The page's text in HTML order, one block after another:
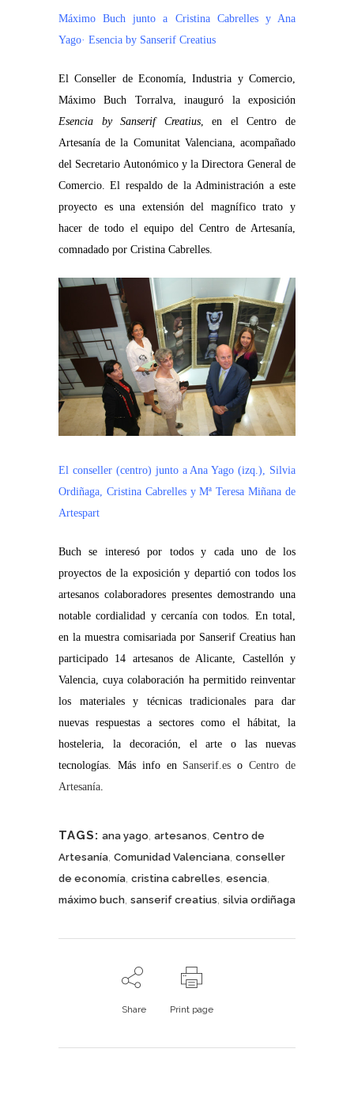
Máximo Buch junto a Cristina Cabrelles y Ana
Yago· Esencia by Sanserif Creatius
El Conseller de Economía, Industria y Comercio,
Máximo Buch Torralva, inauguró la exposición
Esencia by Sanserif Creatius, en el Centro de
Artesanía de la Comunitat Valenciana, acompañado
del Secretario Autonómico y la Directora General de
Comercio. El respaldo de la Administración a este
proyecto es una extensión del magnífico trato y
hacer de todo el equipo del Centro de Artesanía,
comnadado por Cristina Cabrelles.
El conseller (centro) junto a Ana Yago (izq.), Silvia
Ordiñaga, Cristina Cabrelles y Mª Teresa Miñana de
Artespart
Buch se interesó por todos y cada uno de los
proyectos de la exposición y departió con todos los
artesanos colaboradores presentes demostrando una
notable cordialidad y cercanía con todos. En total,
en la muestra comisariada por Sanserif Creatius han
participado 14 artesanos de Alicante, Castellón y
Valencia, cuya colaboración ha permitido reinventar
los materiales y técnicas tradicionales para dar
nuevas respuestas a sectores como el hábitat, la
hosteleria, la decoración, el arte o las nuevas
tecnologías. Más info en Sanserif.esoCentro de
Artesanía
TAGS: ana yago artesanos Centro de
Artesanía Comunidad Valenciana conseller
de economía cristina cabrelles esencia
máximo buch sanserif creatius silvia ordiñaga
Share Print page